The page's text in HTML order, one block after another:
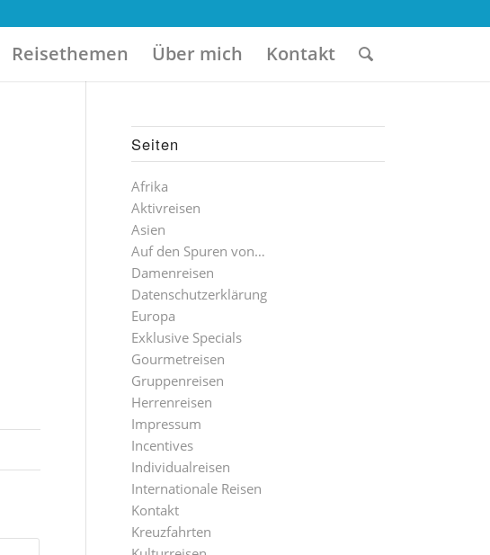
Reisethemen Über mich Kontakt
Seiten
Afrika
Aktivreisen
Asien
Auf den Spuren von…
Damenreisen
Datenschutzerklärung
Europa
Exklusive Specials
Gourmetreisen
Gruppenreisen
Herrenreisen
Impressum
Incentives
Individualreisen
Internationale Reisen
Kontakt
Kreuzfahrten